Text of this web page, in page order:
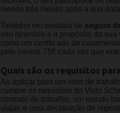
menos três meses após a sua
Também necessitará de seguro
seu itinerário e o propósito da
como um certificado de
pelo menos 75€ cada vez que
Quais são os requisitos
Ao aplicar para um visto de
cumpre os requisitos do Visto
contrato de trabalho, um extrato
viajar, e uma declaração de